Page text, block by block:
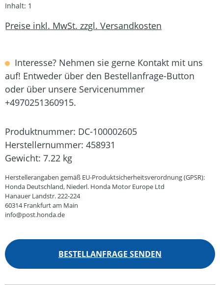
Inhalt: 1
Preise inkl. MwSt. zzgl. Versandkosten
Interesse? Nehmen sie gerne Kontakt mit uns
auf! Entweder über den Bestellanfrage-Button
oder über unsere Servicenummer
+4970251360915.
Produktnummer: DC-100002605
Herstellernummer: 458931
Gewicht: 7.22 kg
Herstellerangaben gemäß EU-Produktsicherheitsverordnung (GPSR):
Honda Deutschland, Niederl. Honda Motor Europe Ltd
Hanauer Landstr. 222-224
60314 Frankfurt am Main
info@post.honda.de
BESTELLANFRAGE SENDEN